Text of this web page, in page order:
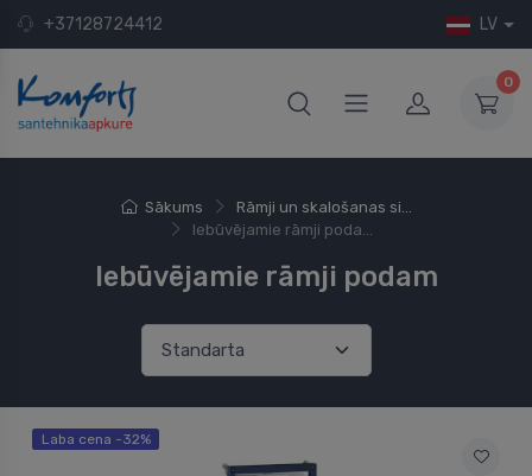
+37128724412 LV
0
Sākums
Rāmji un skalošanas si...
Iebūvējamie rāmji poda...
Iebūvējamie rāmji podam
Laba cena -32%